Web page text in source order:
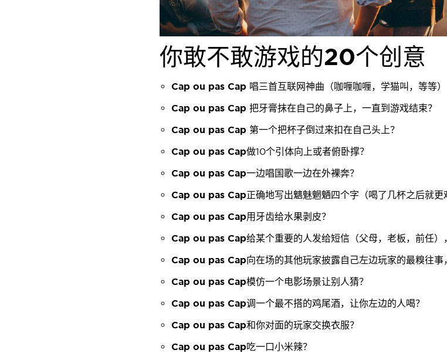
你敢不敢游戏的20个创意
Cap ou pas Cap 唱三首互联网神曲（咖喱咖喱，学猫叫，等等）
Cap ou pas Cap 把牙膏抹在自己的鼻子上，一直到游戏结束？
Cap ou pas Cap 第一个把杯子倒过来扣在自己头上？
Cap ou pas Cap做10个引体向上或者俯卧撑？
Cap ou pas Cap一边唱国歌一边在外裸奔？
Cap ou pas Cap正确地写出魑魅魍魉四个字（喝了几杯之后就更
Cap ou pas Cap用牙齿给水果剥皮？
Cap ou pas Cap给某个重要的人发给短信（父母，老板，前任）
Cap ou pas Cap向在场的其他玩家披露自己左边玩家的最糗往事
Cap ou pas Cap模仿一个电影场景让别人猜？
Cap ou pas Cap调一个最不搭的鸡尾酒，让你左边的人喝？
Cap ou pas Cap和你对面的玩家交换衣服？
Cap ou pas Cap吃一口小米辣？